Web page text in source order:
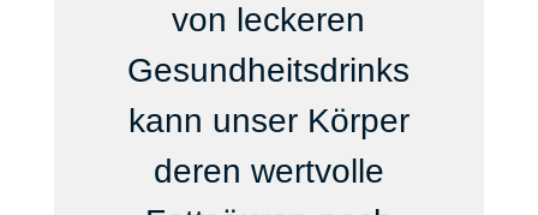
von leckeren
Gesundheitsdrinks
kann unser Körper
deren wertvolle